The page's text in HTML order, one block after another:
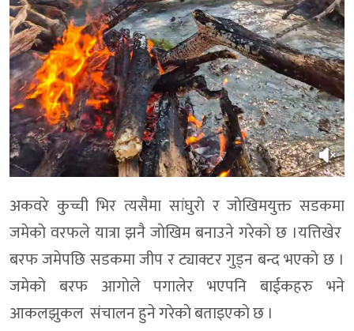
अकवरे कुच्ची भिर त्यसैमा सांघुराे र जाेखिमयुक्त सडकमा
जमेकाे वरफले यात्रा झनै जाेखिम बनाउने गरेकाे छ ।यत्तिखेर
बरफ जमेपछि सडकमा जीप र ट्याक्टर गुड्न बन्द भएकाे छ ।
जमेकाे बरफ आगाेले पगालेर भएपनि बाईकहरु भने
आकलझुकल संचालन हुने गरेकाे बताइएकाे छ ।